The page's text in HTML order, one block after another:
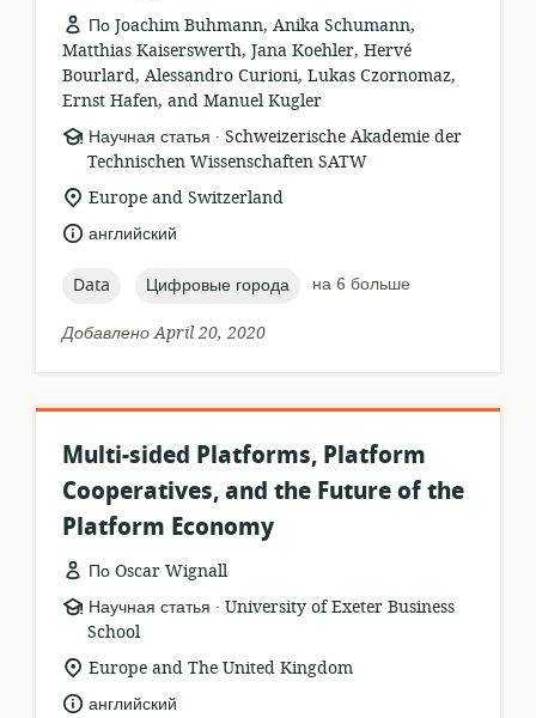
По Joachim Buhmann, Anika Schumann,
Matthias Kaiserswerth, Jana Koehler, Hervé
Bourlard, Alessandro Curioni, Lukas Czornomaz,
Ernst Hafen, and Manuel Kugler
формат
ресурса:
Научная статья .
издатель:
Schweizerische Akademie der
Technischen Wissenschaften SATW
актуальное
местонахождение:
Europe and Switzerland
язык:английский
topic:
Data topic:
Цифровые города
на 6 больше
Добавлено April 20, 2020
Multi-sided Platforms, Platform
Cooperatives, and the Future of the
Platform Economy
По Oscar Wignall
формат
ресурса:
Научная статья .
издатель:
University of Exeter Business
School
актуальное
местонахождение:
Europe and The United Kingdom
язык:английский